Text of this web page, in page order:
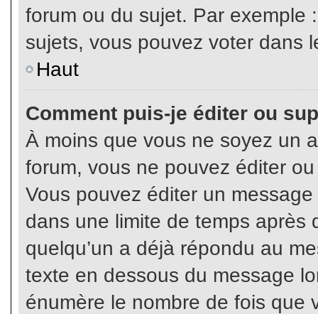
forum ou du sujet. Par exemple
sujets, vous pouvez voter dans
Haut
Comment puis-je éditer ou
À moins que vous ne soyez un
forum, vous ne pouvez éditer
Vous pouvez éditer un
dans une limite de temps après
quelqu’un a déjà répondu au
texte en dessous du message
énumère le nombre de fois que